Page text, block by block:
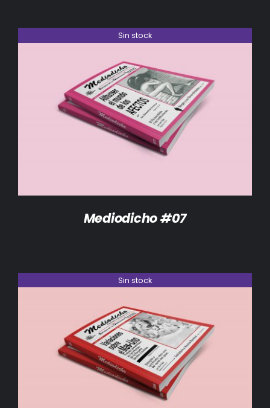
Sin stock
DETALLES
Mediodicho #07
Sin stock
DETALLES